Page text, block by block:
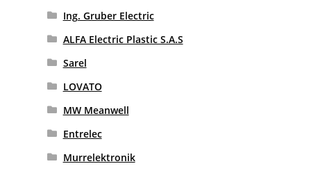
Ing. Gruber Electric
ALFA Electric Plastic S.A.S
Sarel
LOVATO
MW Meanwell
Entrelec
Murrelektronik